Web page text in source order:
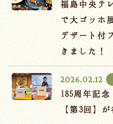
福島中央テ
で大ゴッホ
デザート付
きました！
2026.02.12
185周年記
【第3回】
024-542-
Language